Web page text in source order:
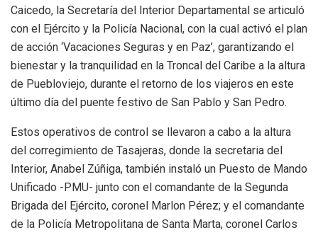
Caicedo, la Secretaría del Interior Departamental se articuló
con el Ejército y la Policía Nacional, con la cual activó el plan
de acción ‘Vacaciones Seguras y en Paz’, garantizando el
bienestar y la tranquilidad en la Troncal del Caribe a la altura
de Puebloviejo, durante el retorno de los viajeros en este
último día del puente festivo de San Pablo y San Pedro.
Estos operativos de control se llevaron a cabo a la altura
del corregimiento de Tasajeras, donde la secretaria del
Interior, Anabel Zúñiga, también instaló un Puesto de Mando
Unificado -PMU- junto con el comandante de la Segunda
Brigada del Ejército, coronel Marlon Pérez; y el comandante
de la Policía Metropolitana de Santa Marta, coronel Carlos